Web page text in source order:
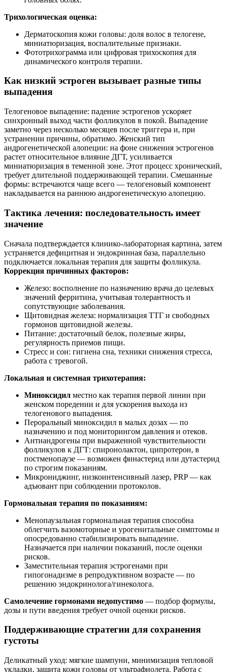
Трихологическая оценка:
Дерматоскопия кожи головы: доля волос в телогене,
миниатюризация, воспалительные признаки.
Фототрихограмма или цифровая трихоскопия для
динамического контроля терапии.
Как низкий эстроген вызывает разные типы
выпадения
Телогеновое выпадение: падение эстрогенов ускоряет
синхронный выход части фолликулов в покой. Выпадение
заметно через несколько месяцев после триггера и, при
устранении причины, обратимо. Женский тип
андрогенетической алопеции: на фоне снижения эстрогенов
растет относительное влияние ДГТ, усиливается
миниатюризация в теменной зоне. Этот процесс хронический,
требует длительной поддерживающей терапии. Смешанные
формы: встречаются чаще всего — телогеновый компонент
накладывается на раннюю андрогенетическую алопецию.
Тактика лечения: последовательность имеет
значение
Сначала подтверждается клинико‑лабораторная картина, затем
устраняется дефицитная и эндокринная база, параллельно
подключается локальная терапия для защиты фолликула.
Коррекция причинных факторов:
Железо: восполнение по назначению врача до целевых
значений ферритина, учитывая толерантность и
сопутствующие заболевания.
Щитовидная железа: нормализация ТТГ и свободных
гормонов щитовидной железы.
Питание: достаточный белок, полезные жиры,
регулярность приемов пищи.
Стресс и сон: гигиена сна, техники снижения стресса,
работа с тревогой.
Локальная и системная трихотерапия:
Миноксидил местно как терапия первой линии при
женском поредении и для ускорения выхода из
телогенового выпадения.
Пероральный миноксидил в малых дозах — по
назначению и под мониторингом давления и отеков.
Антиандрогены при выраженной чувствительности
фолликулов к ДГТ: спиронолактон, ципротерон, в
постменопаузе — возможен финастерид или дутастерид
по строгим показаниям.
Микрониджинг, низкоинтенсивный лазер, PRP — как
адъювант при соблюдении протоколов.
Гормональная терапия по показаниям:
Менопаузальная гормональная терапия способна
облегчить вазомоторные и урогенитальные симптомы и
опосредованно стабилизировать выпадение.
Назначается при наличии показаний, после оценки
рисков.
Заместительная терапия эстрогенами при
гипогонадизме в репродуктивном возрасте — по
решению эндокринолога/гинеколога.
Самолечение гормонами недопустимо — подбор формулы,
дозы и пути введения требует очной оценки рисков.
Поддерживающие стратегии для сохранения
густоты
Деликатный уход: мягкие шампуни, минимизация тепловой
укладки, защита кожи головы от ультрафиолета. Работа с